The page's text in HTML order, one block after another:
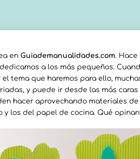
en Guiademanualidades.com.
a los más pequeños.
tema que haremos para ello,
y puede ir desde las más caras
hacer aprovechando materiales
los del papel de cocina. Qué